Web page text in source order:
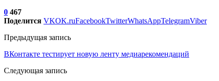
0 467
Поделится VKOK.ruFacebookTwitterWhatsAppTelegramViber
Предыдущая запись
ВКонтакте тестирует новую ленту медиарекомендаций
Следующая запись